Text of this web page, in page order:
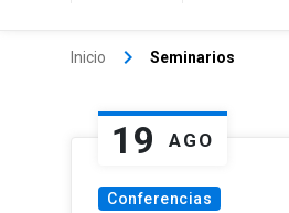
Inicio keyboard_arrow_right Seminarios
19 AGO
Conferencias